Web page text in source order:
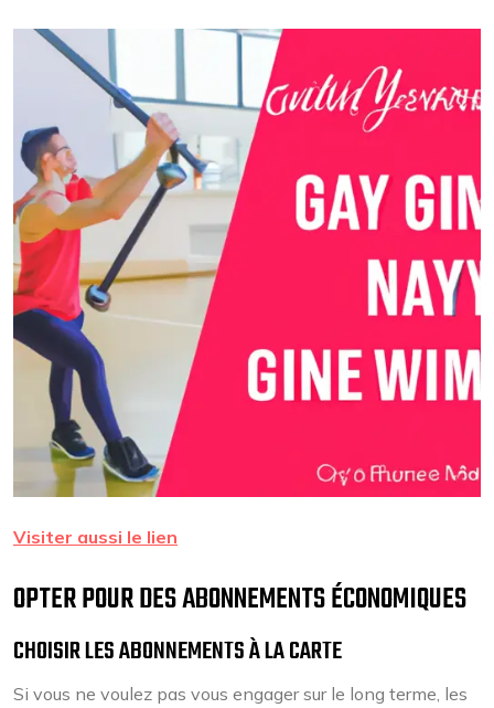
Visiter aussi le lien
OPTER POUR DES ABONNEMENTS ÉCONOMIQUES
CHOISIR LES ABONNEMENTS À LA CARTE
Si vous ne voulez pas vous engager sur le long terme, les